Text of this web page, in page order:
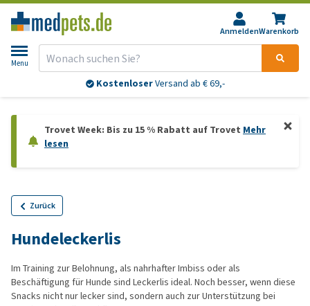
AnmeldenWarenkorb
Menu
KostenloserVersand ab € 69,-
Trovet Week: Bis zu 15 % Rabatt auf Trovet Mehr
lesen
Zurück
Hundeleckerlis
Im Training zur Belohnung, als nahrhafter Imbiss oder als
Beschäftigung für Hunde sind Leckerlis ideal. Noch besser, wenn diese
Snacks nicht nur lecker sind, sondern auch zur Unterstützung bei